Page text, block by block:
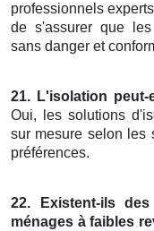
professionnels
de s'assurer que
sans danger et
21. L'isolation
Oui, les solutions
sur mesure selon les
préférences.
22. Existent-ils
ménages à faibles